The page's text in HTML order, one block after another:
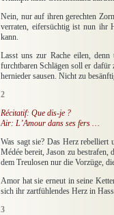
Nein, nur auf ihren gerechten
verraten, eifersüchtig ist nun ihr
kann.
Lasst uns zur Rache eilen,
furchtbaren Schlägen soll er dafür
hernieder sausen. Nicht zu
2
Récitatif: Que dis-je ?
Air: L’Amour dans ses fers …
Was sagt sie? Das Herz
Médée bereit, Jason zu
dem Treulosen nur die Vorzüge,
Amor hat sie erneut in seine
sich ihr zartfühlendes Herz in
3